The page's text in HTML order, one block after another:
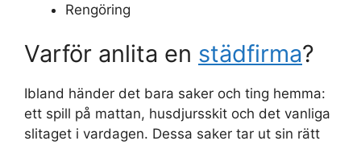
Rengöring
Varför anlita en städfirma?
Ibland händer det bara saker och ting hemma:
ett spill på mattan, husdjursskit och det vanliga
slitaget i vardagen. Dessa saker tar ut sin rätt